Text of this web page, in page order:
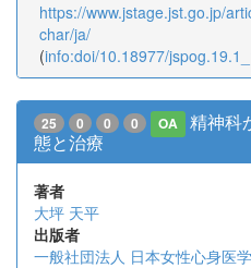
https://www.jstage.jst.go.jp/
char/ja/
(info:doi/10.18977/
25 0 0 0 OA
精神科
態と治療
著者
大坪 天平
出版者
一般社団法人 日本女性心身医